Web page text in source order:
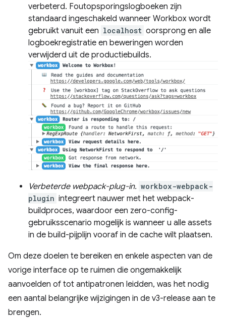
verbeterd. Foutopsporingslogboeken zijn
standaard ingeschakeld wanneer Workbox wordt
gebruikt vanuit een localhost oorsprong en alle
logboekregistratie en beweringen worden
verwijderd uit de productiebuilds.
Verbeterde webpack-plug-in. workbox-webpack-
plugin integreert nauwer met het webpack-
buildproces, waardoor een zero-config-
gebruiksscenario mogelijk is wanneer u alle assets
in de build-pijplijn vooraf in de cache wilt plaatsen.
Om deze doelen te bereiken en enkele aspecten van de
vorige interface op te ruimen die ongemakkelijk
aanvoelden of tot antipatronen leidden, was het nodig
een aantal belangrijke wijzigingen in de v3-release aan te
brengen.